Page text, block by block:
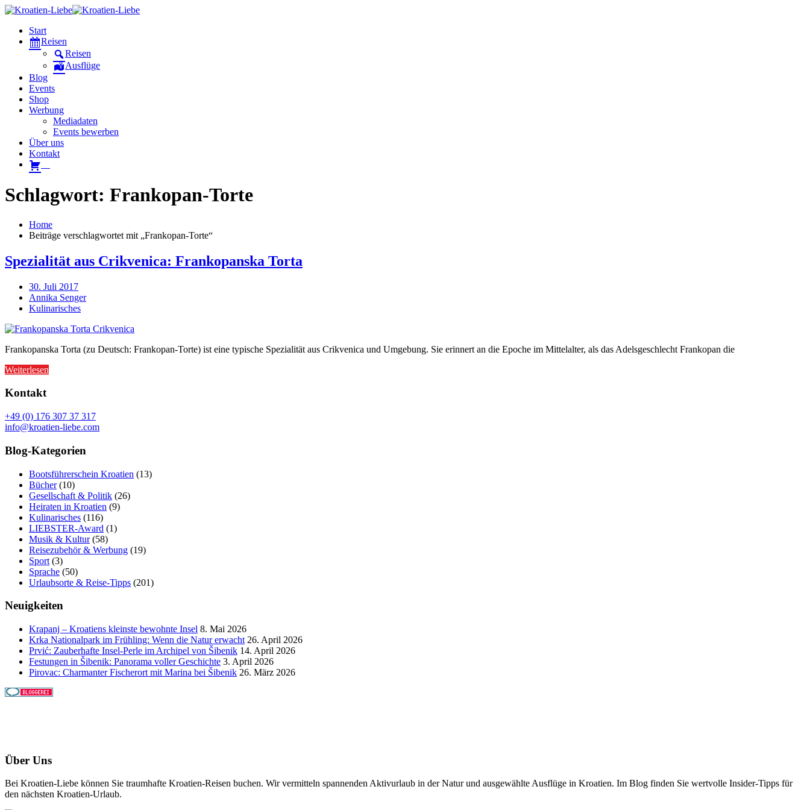
Start
Reisen
Reisen
Ausflüge
Blog
Events
Shop
Werbung
Mediadaten
Events bewerben
Über uns
Kontakt
Schlagwort: Frankopan-Torte
Home
Beiträge verschlagwortet mit „Frankopan-Torte“
Spezialität aus Crikvenica: Frankopanska Torta
30. Juli 2017
Annika Senger
Kulinarisches
Frankopanska Torta (zu Deutsch: Frankopan-Torte) ist eine typische Spezialität aus Crikvenica und Umgebung. Sie erinnert an die Epoche im Mittelalter, als das Adelsgeschlecht Frankopan die
Weiterlesen
Kontakt
+49 (0) 176 307 37 317
info@kroatien-liebe.com
Blog-Kategorien
Bootsführerschein Kroatien (13)
Bücher(10)
Gesellschaft & Politik (26)
Heiraten in Kroatien (9)
Kulinarisches (116)
LIEBSTER-Award (1)
Musik & Kultur(58)
Reisezubehör & Werbung (19)
Sport (3)
Sprache (50)
Urlaubsorte & Reise-Tipps (201)
Neuigkeiten
Krapanj – Kroatiens kleinste bewohnte Insel 8. Mai 2026
Krka Nationalpark im Frühling: Wenn die Natur erwacht 26. April 2026
Prvić: Zauberhafte Insel-Perle im Archipel von Šibenik 14. April 2026
Festungen in Šibenik: Panorama voller Geschichte 3. April 2026
Pirovac: Charmanter Fischerort mit Marina bei Šibenik 26. März 2026
Über Uns
Bei Kroatien-Liebe können Sie traumhafte Kroatien-Reisen buchen. Wir vermitteln spannenden Aktivurlaub in der Natur und ausgewählte Ausflüge in Kroatien. Im Blog finden Sie wertvolle Insider-Tipps für
den nächsten Kroatien-Urlaub.